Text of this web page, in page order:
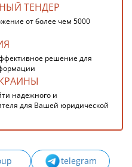
ТЕНДЕР
от более чем 5000
решение для
надежного и
для Вашей юридической
telegram